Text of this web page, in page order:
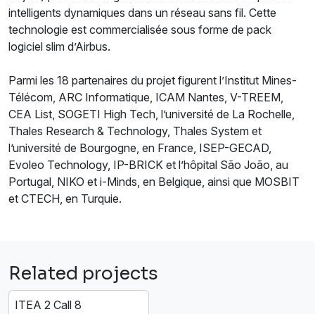
intelligents dynamiques dans un réseau sans fil. Cette
technologie est commercialisée sous forme de pack
logiciel slim d’Airbus.
Parmi les 18 partenaires du projet figurent l’Institut Mines-
Télécom, ARC Informatique, ICAM Nantes, V-TREEM,
CEA List, SOGETI High Tech, l’université de La Rochelle,
Thales Research & Technology, Thales System et
l’université de Bourgogne, en France, ISEP-GECAD,
Evoleo Technology, IP-BRICK et l’hôpital São João, au
Portugal, NIKO et i-Minds, en Belgique, ainsi que MOSBIT
et CTECH, en Turquie.
Related projects
ITEA 2 Call 8